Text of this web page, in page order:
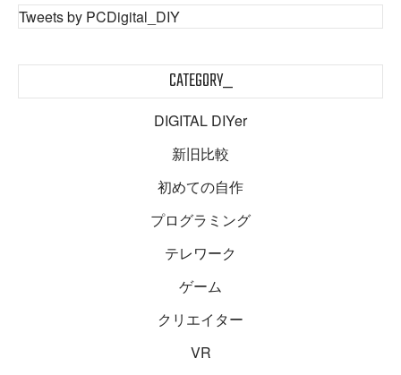
Tweets by PCDigital_DIY
CATEGORY_
DIGITAL DIYer
新旧比較
初めての自作
プログラミング
テレワーク
ゲーム
クリエイター
VR